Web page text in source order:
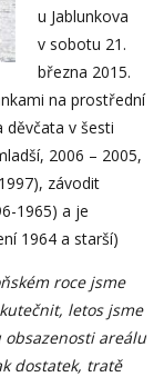
u Jablunkova
v sobotu 21.
března 2015.
na prostřední
děvčata v šesti
2006 – 2005,
závodit
1965) a je
1964 a starší)
roce jsme
letos jsme
areálu
dostatek, tratě